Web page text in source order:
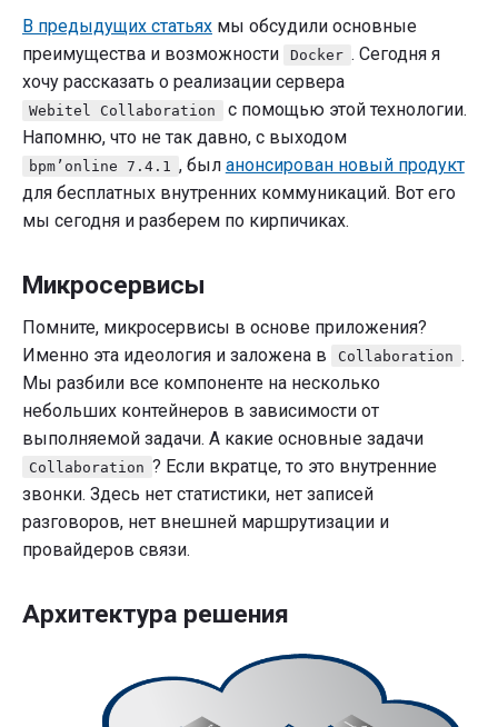
все
В предыдущих статьях мы обсудили основные
преимущества и возможности
Docker . Сегодня я
хочу рассказать о реализации сервера
Webitel Collaboration
с помощью этой технологии.
Напомню, что не так давно, с выходом
bpm’online 7.4.1 , был анонсирован новый продукт
для бесплатных внутренних коммуникаций. Вот его
мы сегодня и разберем по кирпичиках.
Микросервисы
Помните, микросервисы в основе приложения?
Именно эта идеология и заложена в
Collaboration .
Мы разбили все компоненте на несколько
небольших контейнеров в зависимости от
выполняемой задачи. А какие основные задачи
Collaboration ? Если вкратце, то это внутренние
звонки. Здесь нет статистики, нет записей
разговоров, нет внешней маршрутизации и
провайдеров связи.
Архитектура решения